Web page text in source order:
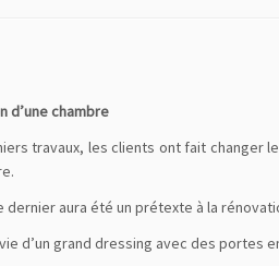
d’une chambre
travaux, les clients ont fait changer
dernier aura été un prétexte à la
d’un grand dressing avec des